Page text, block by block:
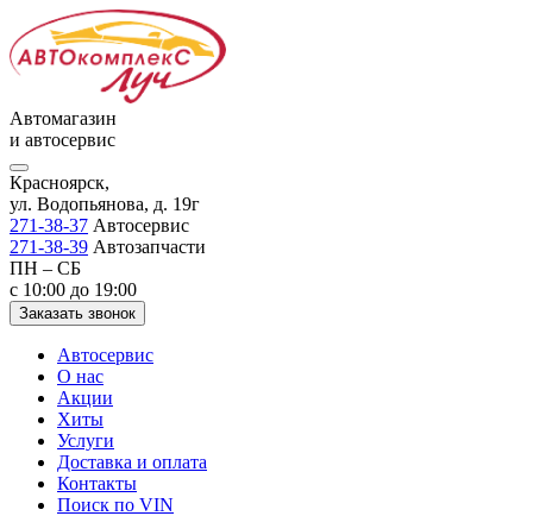
Автомагазин
и автосервис
Красноярск,
ул. Водопьянова, д. 19г
271-38-37 Автосервис
271-38-39 Автозапчасти
ПН – СБ
с 10:00 до 19:00
Заказать звонок
Автосервис
О нас
Акции
Хиты
Услуги
Доставка и оплата
Контакты
Поиск по VIN